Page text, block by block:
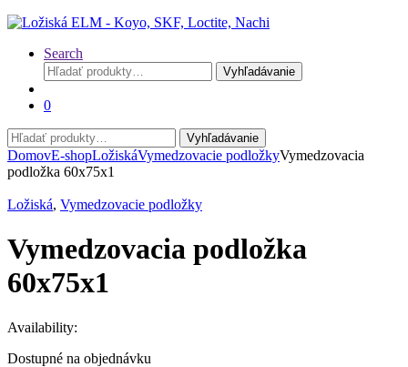
Search
Hľadať:
Vyhľadávanie
0
Hľadať:
Vyhľadávanie
DomovE-shopLožiskáVymedzovacie podložkyVymedzovacia
podložka 60x75x1
Ložiská, Vymedzovacie podložky
Vymedzovacia podložka
60x75x1
Availability:
Dostupné na objednávku